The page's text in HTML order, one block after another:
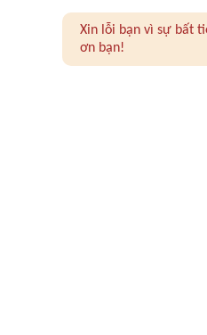
Xin lỗi bạn vì sự bất
ơn bạn!